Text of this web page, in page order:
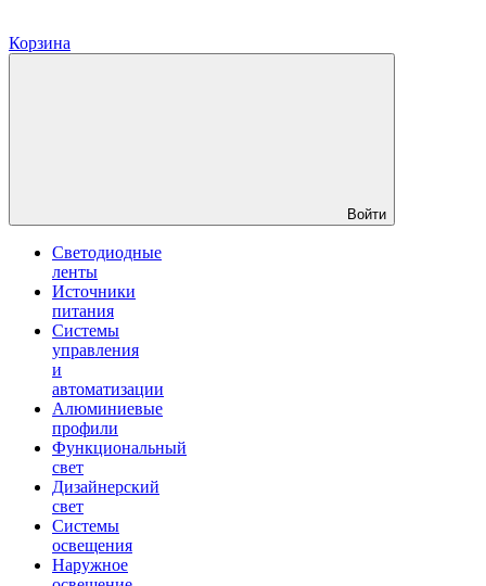
Корзина
Войти
Светодиодные
ленты
Источники
питания
Системы
управления
и
автоматизации
Алюминиевые
профили
Функциональный
свет
Дизайнерский
свет
Системы
освещения
Наружное